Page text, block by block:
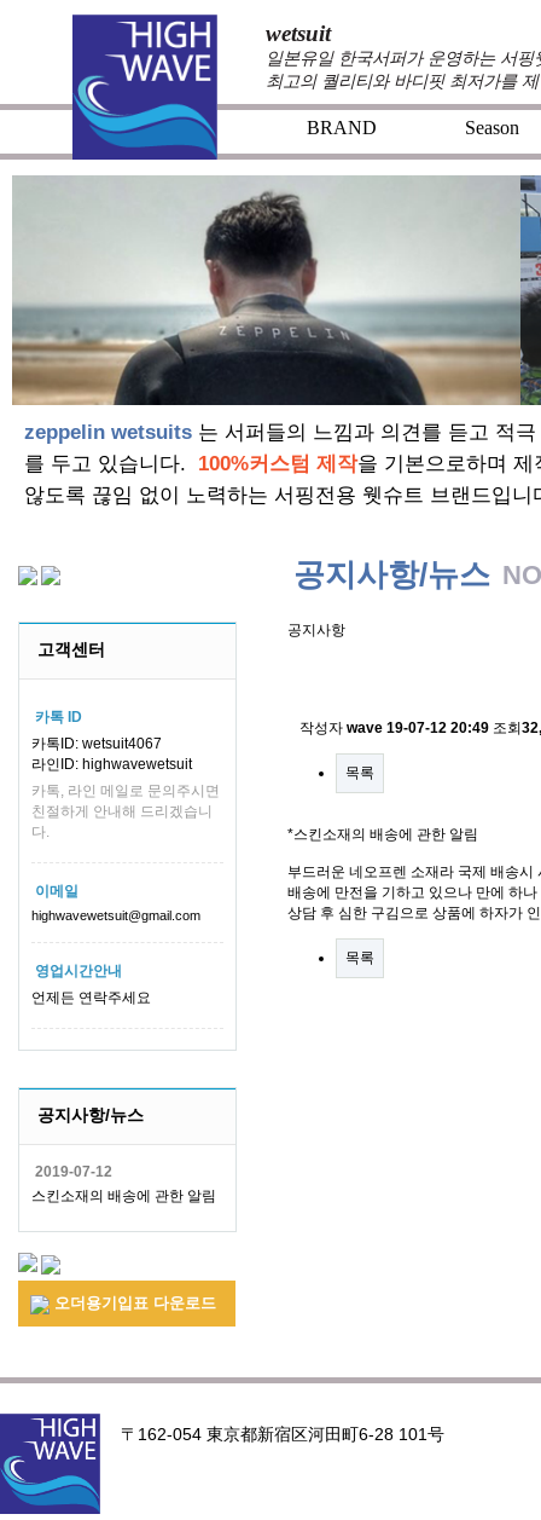
wetsuit
일본유일 한국서퍼가 운영하는 서
최고의 퀄리티와 바디핏 최저가를
BRAND Season
zeppelin wetsuits 는 서퍼들의 느낌과 의견를 듣고 적
를 두고 있습니다. 100%커스텀 제작을 기본으로하며
않도록 끊임 없이 노력하는 서핑전용 웻슈트 브랜드입니
고객센터
카톡 ID
카톡ID: wetsuit4067
라인ID: highwavewetsuit
카톡, 라인 메일로 문의주시면
친절하게 안내해 드리겠습니
다.
이메일
highwavewetsuit@gmail.com
영업시간안내
언제든 연락주세요
공지사항/뉴스
2019-07-12
스킨소재의 배송에 관한 알림
오더용기입표 다운로드
공지사항/뉴스
공지사항
작성자 wave 19-07-12 20:49 조회
목록
*스킨소재의 배송에 관한 알림
부드러운 네오프렌 소재라 국제 배송
배송에 만전을 기하고 있으나 만에 하
상담 후 심한 구김으로 상품에 하자가
목록
〒162-054 東京都新宿区河田町6-28 101号